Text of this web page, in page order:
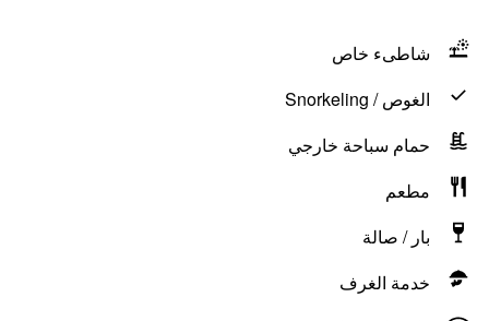
شاطىء خاص
الغوص / Snorkeling
حمام سباحة خارجي
مطعم
بار / صالة
خدمة الغرف